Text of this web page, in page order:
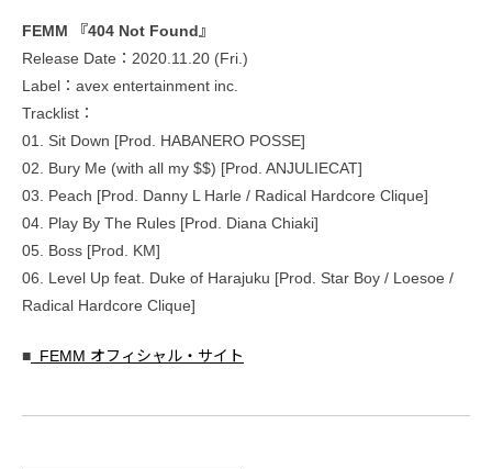
FEMM 『404 Not Found』
Release Date：2020.11.20 (Fri.)
Label：avex entertainment inc.
Tracklist：
01. Sit Down [Prod. HABANERO POSSE]
02. Bury Me (with all my $$) [Prod. ANJULIECAT]
03. Peach [Prod. Danny L Harle / Radical Hardcore Clique]
04. Play By The Rules [Prod. Diana Chiaki]
05. Boss [Prod. KM]
06. Level Up feat. Duke of Harajuku [Prod. Star Boy / Loesoe /
Radical Hardcore Clique]
■ FEMM オフィシャル・サイト